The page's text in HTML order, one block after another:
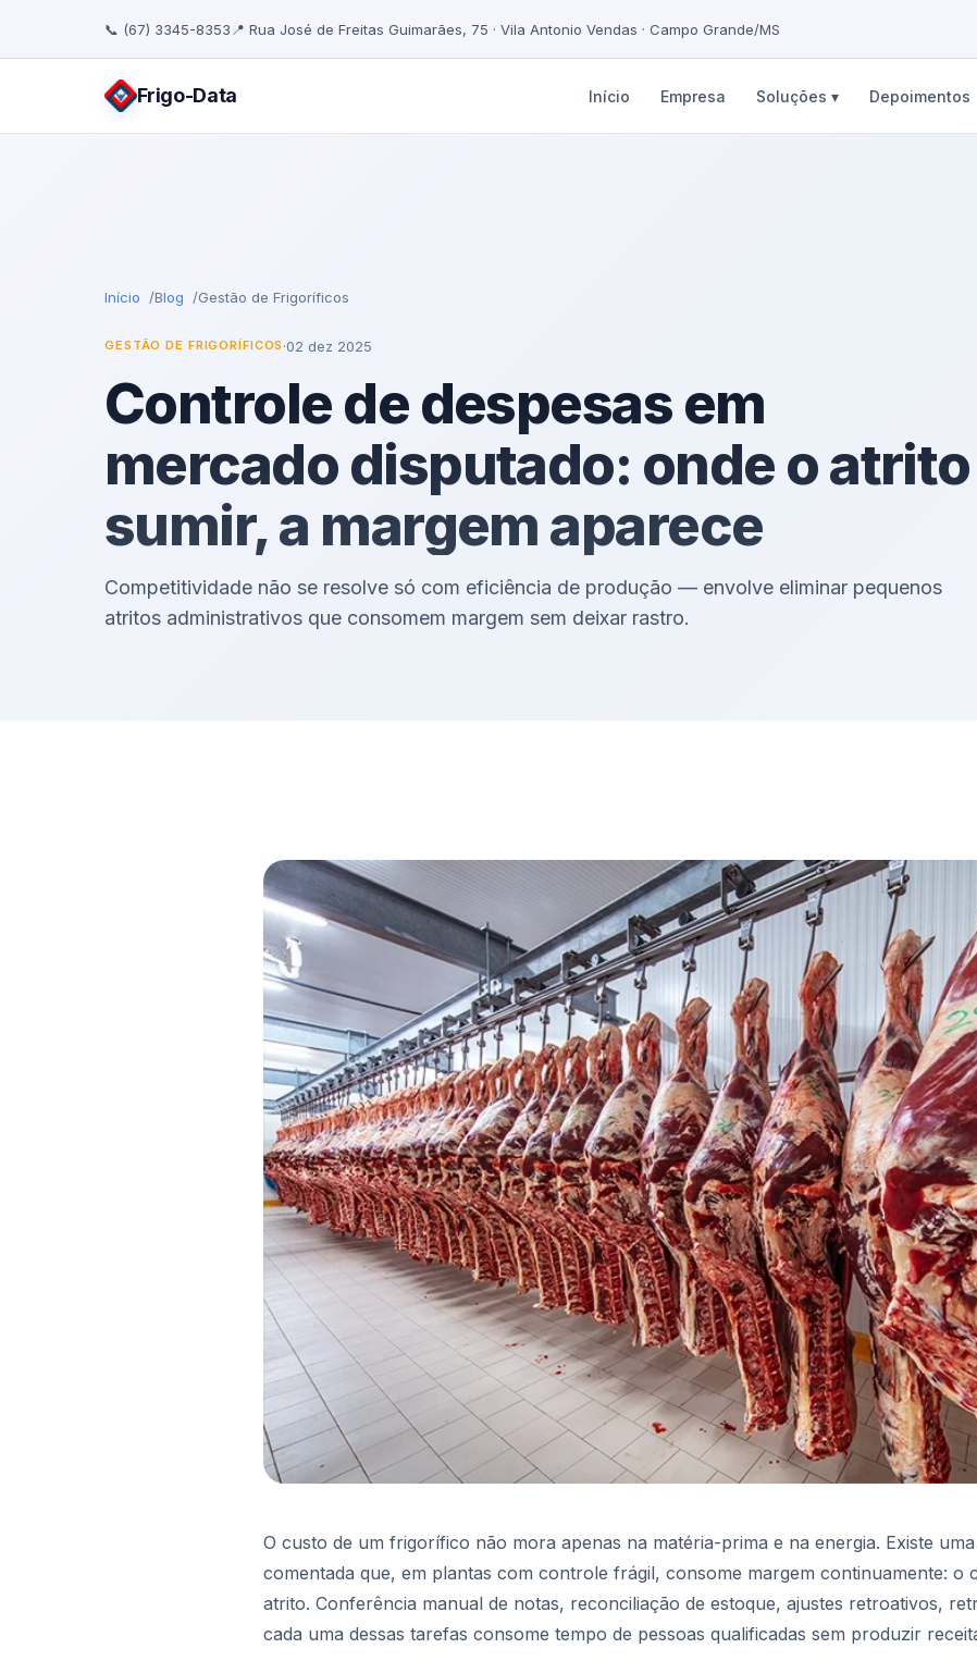
📞 (67) 3345-8353 📍 Rua José de Freitas Guimarães, 75 · Vila Antonio Vendas · Campo Grande/MS
Frigo-Data Início Empresa Soluções ▾ Depoimentos
Início Blog Gestão de Frigoríficos
GESTÃO DE FRIGORÍFICOS ·02 dez 2025
Controle de despesas em
mercado disputado: onde o atrito
sumir, a margem aparece
Competitividade não se resolve só com eficiência de produção — envolve eliminar pequenos
atritos administrativos que consomem margem sem deixar rastro.
O custo de um frigorífico não mora apenas na matéria-prima e na energia. Existe
comentada que, em plantas com controle frágil, consome margem continuamente: o
atrito. Conferência manual de notas, reconciliação de estoque, ajustes retroativos,
cada uma dessas tarefas consome tempo de pessoas qualificadas sem produzir